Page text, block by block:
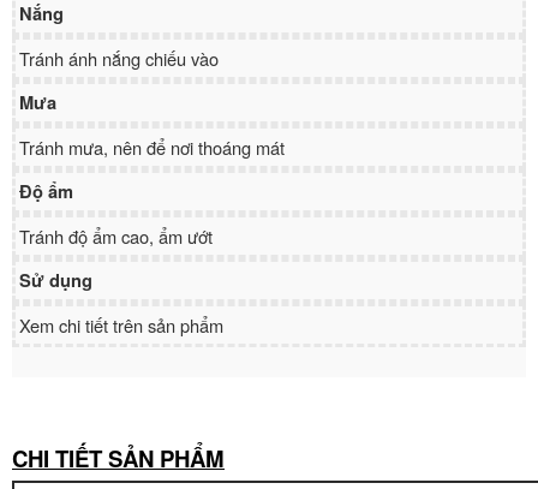
Nắng
Tránh ánh nắng chiếu vào
Mưa
Tránh mưa, nên để nơi thoáng mát
Độ ẩm
Tránh độ ẩm cao, ẩm ướt
Sử dụng
Xem chi tiết trên sản phẩm
CHI TIẾT SẢN PHẨM